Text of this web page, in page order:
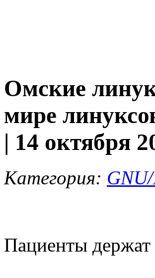
Омские
мире
| 14 октября
Категория:
Пациенты держат